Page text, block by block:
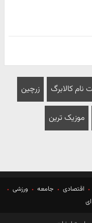
نام کالابرگ زرچین
موزیک ترین
اقتصادی جامعه
ورزشی